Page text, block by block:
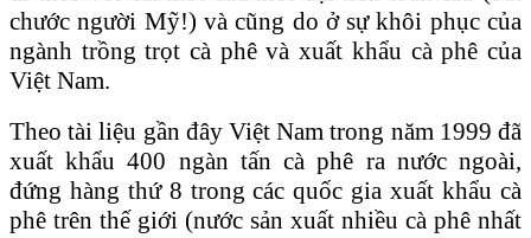
chước người Mỹ!) và cũng do ở sự khôi phục của
ngành trồng trọt cà phê và xuất khẩu cà phê của
Việt Nam.
Theo tài liệu gần đây Việt Nam trong năm 1999 đã
xuất khẩu 400 ngàn tấn cà phê ra nước ngoài,
đứng hàng thứ 8 trong các quốc gia xuất khẩu cà
phê trên thế giới (nước sản xuất nhiều cà phê nhất